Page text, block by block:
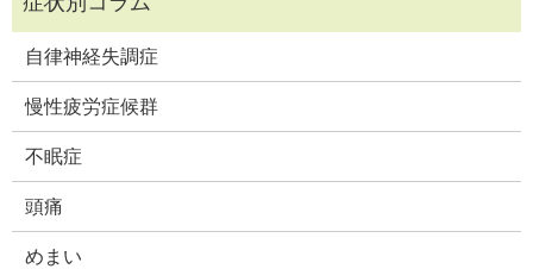
自律神経失調症
慢性疲労症候群
不眠症
頭痛
めまい